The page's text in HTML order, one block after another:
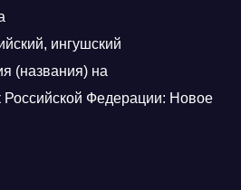
ингушский
(названия) на
Российской Федерации: Новое